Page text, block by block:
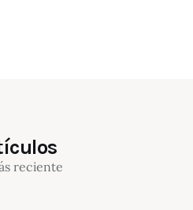
reciente